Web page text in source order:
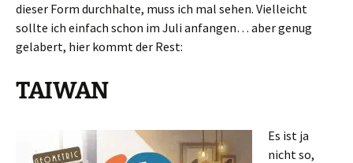
dieser Form durchhalte, muss ich mal sehen. Vielleicht
sollte ich einfach schon im Juli anfangen… aber genug
gelabert, hier kommt der Rest:
TAIWAN
Es ist ja
nicht so,